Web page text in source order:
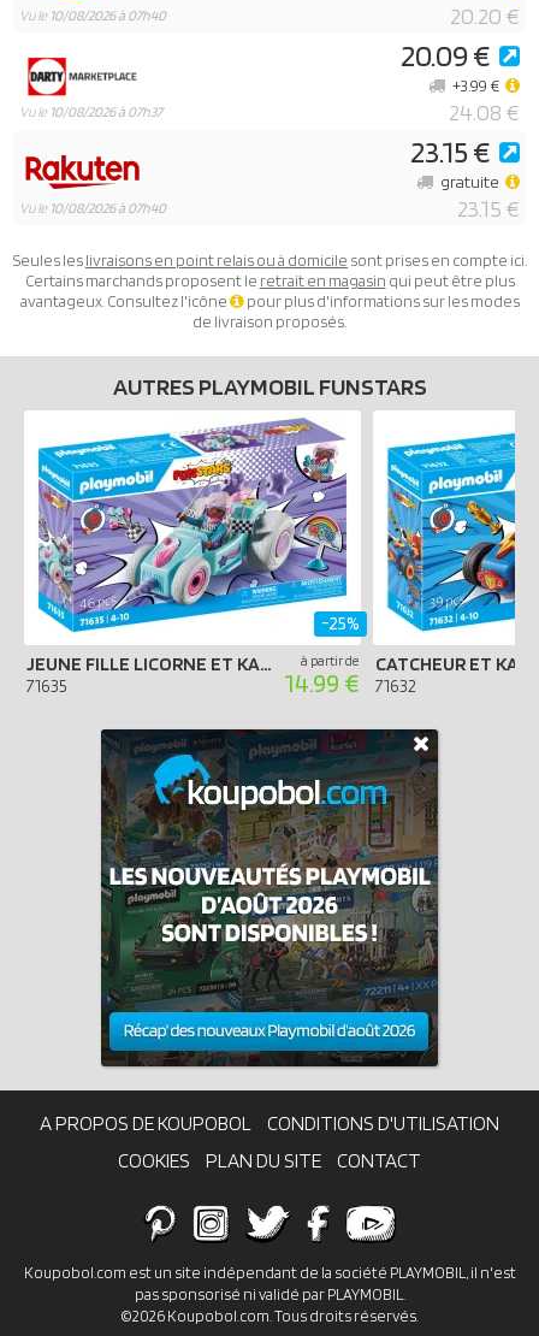
Vu le 10/08/2026 à 07h40 20.20 €
Vu le 10/08/2026 à 07h37
20.09 €
24.08 €
+3.99 €
Vu le 10/08/2026 à 07h40
23.15 €
23.15 €
gratuite
Seules leslivraisons en point relais ou à domicile sont prises en compte ici.
Certains marchands proposent le retrait en magasin qui peut être plus
avantageux. Consultez l'icône
pour plus d'informations sur les modes
de livraison proposés.
AUTRES PLAYMOBIL FUNSTARS
JEUNE FILLE LICORNE ET KART
71635
à partir de
14.99 €
-25%
CATCHEUR ET
71632
A PROPOS DE KOUPOBOL
CONDITIONS D'UTILISATION
COOKIES
PLAN DU SITE CONTACT
Koupobol.com est un site indépendant de la société PLAYMOBIL, il n'est
pas sponsorisé ni validé par PLAYMOBIL.
©2026 Koupobol.com. Tous droits réservés.